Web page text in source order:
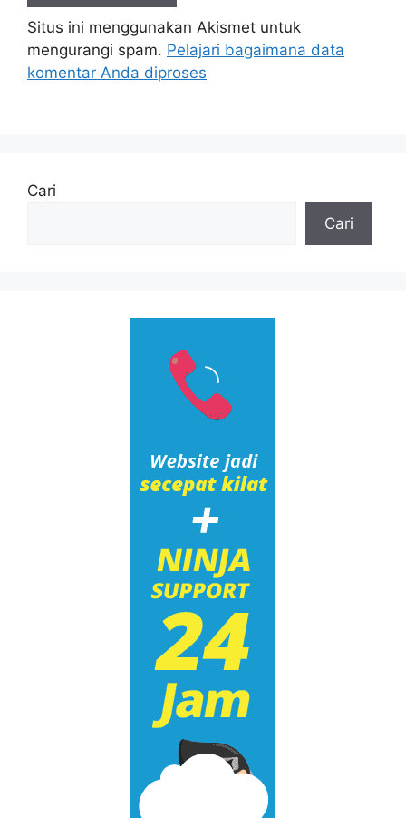
Situs ini menggunakan Akismet untuk
mengurangi spam. Pelajari bagaimana data
komentar Anda diproses
Cari
Cari